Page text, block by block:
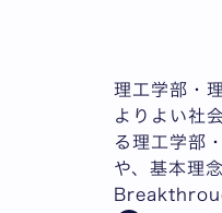
理工学部・
よりよい社
る理工学部
や、基本理